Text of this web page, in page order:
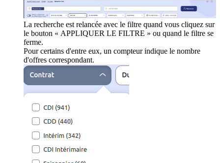
La recherche est relancée avec le filtre quand vous cliquez sur
le bouton « APPLIQUER LE FILTRE » ou quand le filtre se
ferme.
Pour certains d'entre eux, un compteur indique le nombre
d'offres correspondant.